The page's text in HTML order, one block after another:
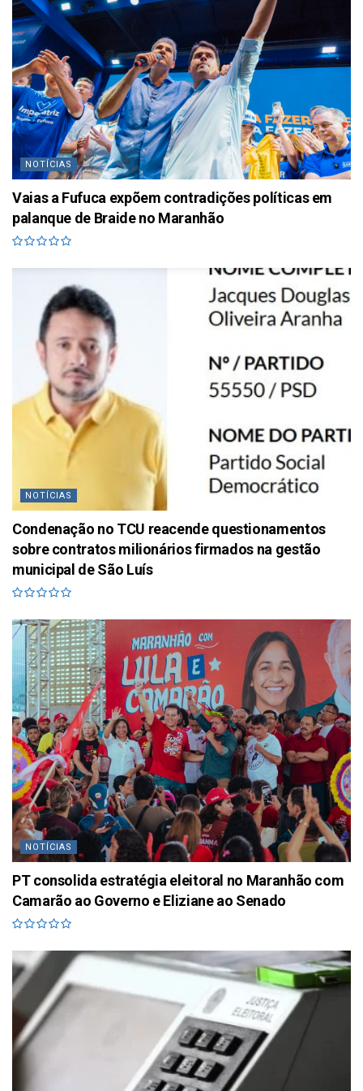
NOTÍCIAS
Vaias a Fufuca expõem contradições políticas em
palanque de Braide no Maranhão
NOTÍCIAS
Condenação no TCU reacende questionamentos
sobre contratos milionários firmados na gestão
municipal de São Luís
NOTÍCIAS
PT consolida estratégia eleitoral no Maranhão com
Camarão ao Governo e Eliziane ao Senado